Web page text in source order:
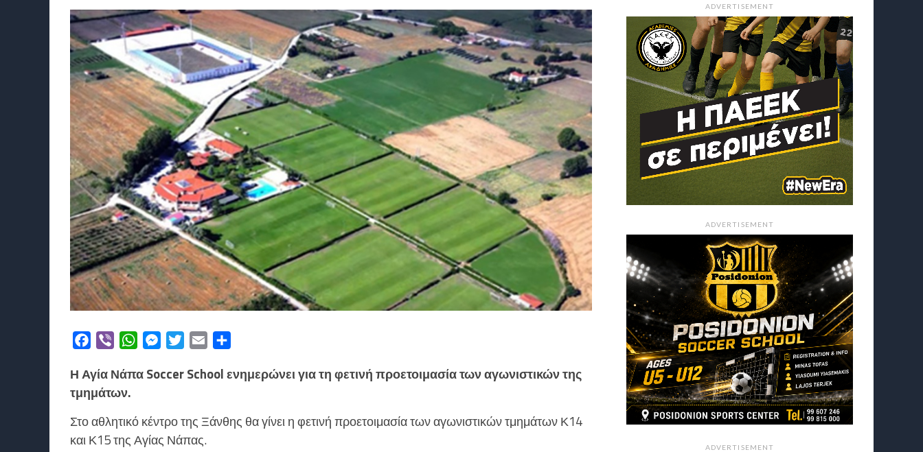
Facebook
Viber WhatsAppMessengerTwitterEmail
Η Αγία Νάπα Soccer School ενημερώνει για τη φετινή προετοιμασία των αγωνιστικών της
τμημάτων.
Στο αθλητικό κέντρο της Ξάνθης θα γίνει η φετινή προετοιμασία των αγωνιστικών τμημάτων Κ14
και Κ15 της Αγίας Νάπας.
ADVERTISEMENT
ADVERTISEMENT
ADVERTISEMENT